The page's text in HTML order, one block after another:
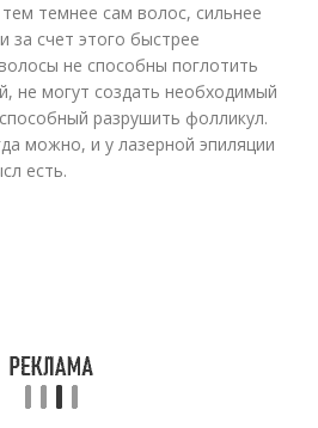
темнее сам волос, сильнее
за счет этого быстрее
не способны поглотить
не могут создать необходимый
разрушить фолликул.
можно, и у лазерной эпиляции
есть.